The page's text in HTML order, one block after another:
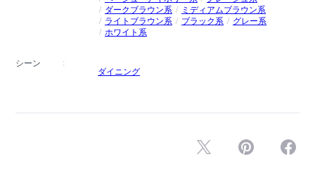
ダークブラウン系
ミディアムブラウン系
ライトブラウン系
ブラック系
グレー系
ホワイト系
シーン
ダイニング